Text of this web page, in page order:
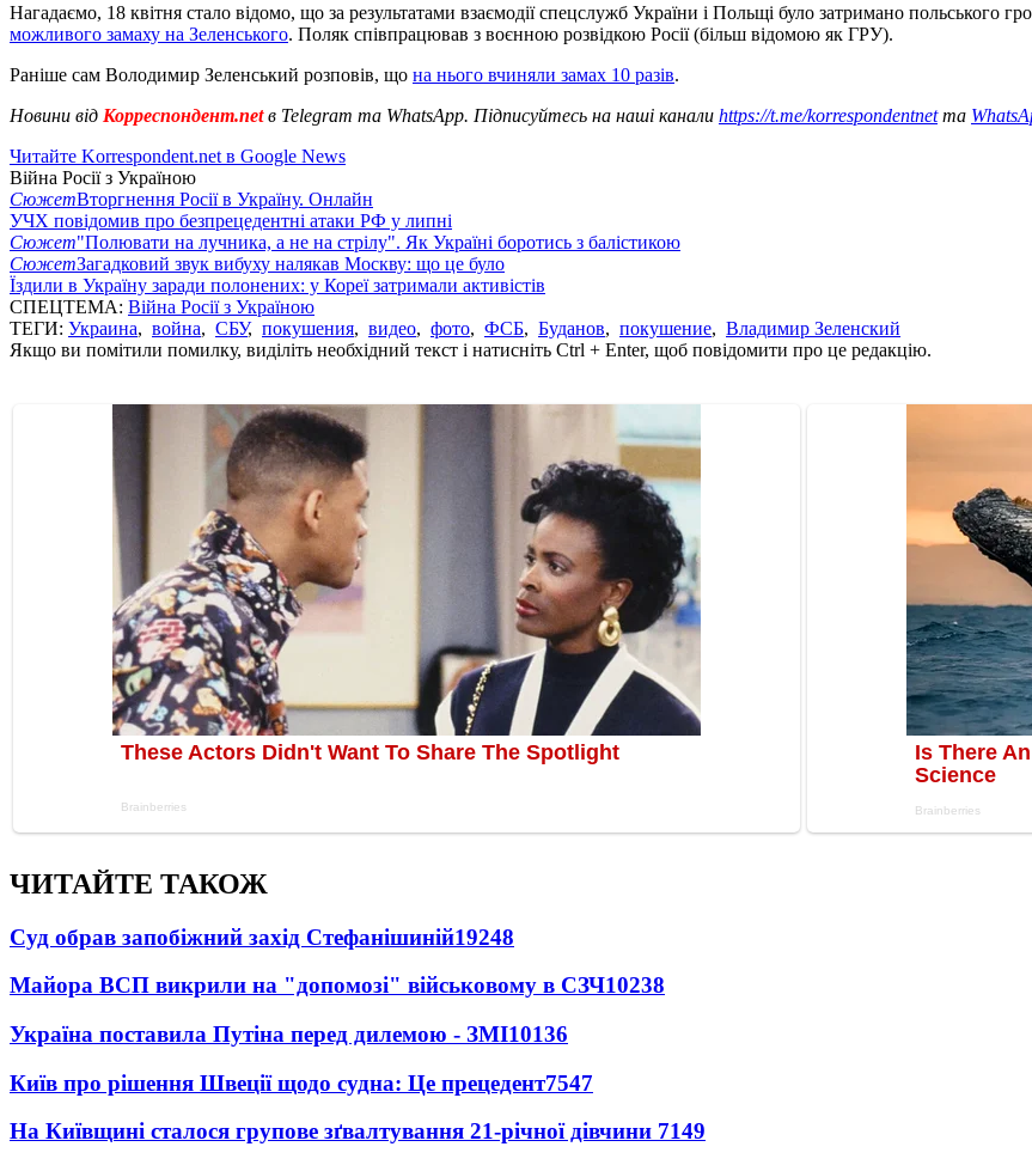
Нагадаємо, 18 квітня стало відомо, що за результатами взаємодії спецслужб України і Польщі було затримано польського
можливого замаху на Зеленського. Поляк співпрацював з воєнною розвідкою Росії (більш відомою як ГРУ).
Раніше сам Володимир Зеленський розповів, що на нього вчиняли замах 10 разів.
Новини від Корреспондент.netв Telegram та WhatsApp. Підписуйтесь на наші канали https://t.me/korrespondentnetта
Читайте Korrespondent.net в Google News
Війна Росії з Україною
СюжетВторгнення Росії в Україну. Онлайн
УЧХ повідомив про безпрецедентні атаки РФ у липні
Сюжет"Полювати на лучника, а не на стрілу". Як Україні боротись з балістикою
СюжетЗагадковий звук вибуху налякав Москву: що це було
Їздили в Україну заради полонених: у Кореї затримали активістів
СПЕЦТЕМА: Війна Росії з Україною
ТЕГИ: Украина, война, СБУ, покушения, видео, фото, ФСБ, Буданов, покушение, Владимир Зеленский
Якщо ви помітили помилку, виділіть необхідний текст і натисніть Ctrl + Enter, щоб повідомити про це редакцію.
ЧИТАЙТЕ ТАКОЖ
Суд обрав запобіжний захід Стефанішиній19248
Майора ВСП викрили на "допомозі" військовому в СЗЧ10238
Україна поставила Путіна перед дилемою - ЗМІ10136
Київ про рішення Швеції щодо судна: Це прецедент7547
На Київщині сталося групове зґвалтування 21-річної дівчини 7149